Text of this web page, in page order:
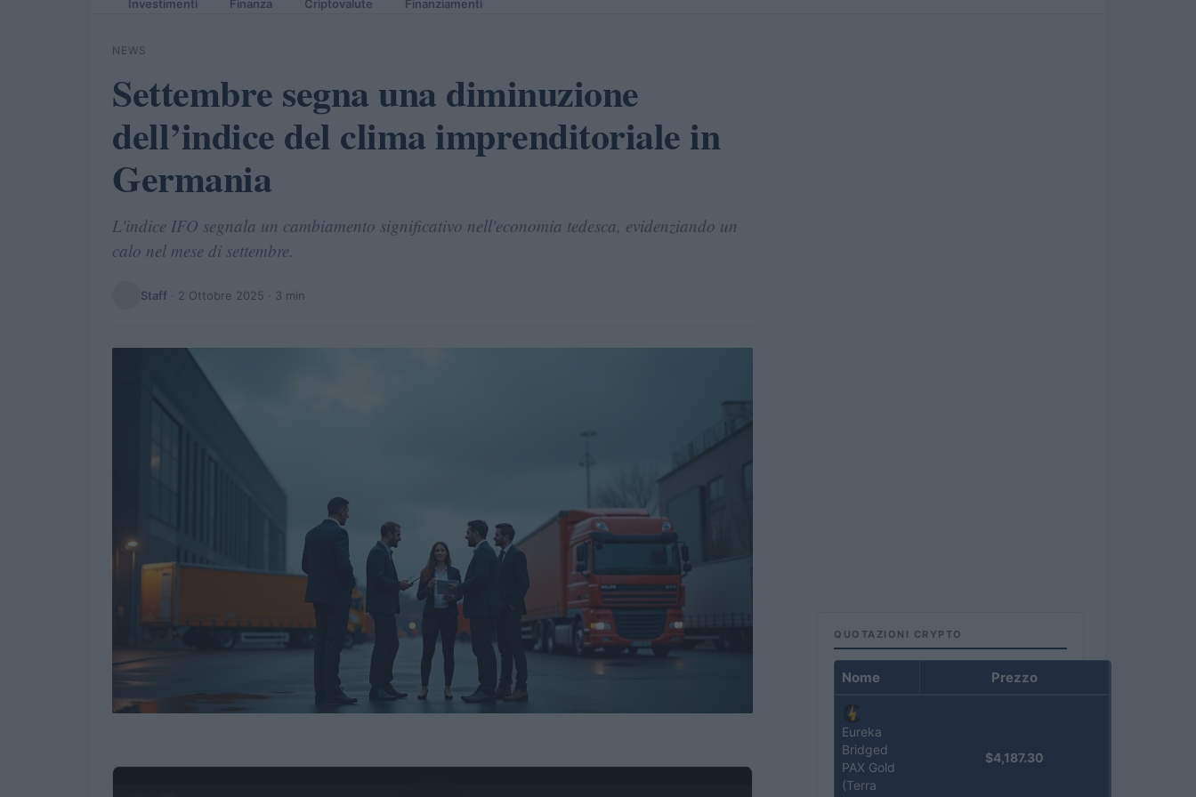
Investimenti Finanza Criptovalute Finanziamenti
NEWS
Settembre segna una diminuzione
dell’indice del clima imprenditoriale in
Germania
L'indice IFO segnala un cambiamento significativo nell'economia tedesca, evidenziando un
calo nel mese di settembre.
Staff · 2 Ottobre 2025 · 3 min
QUOTAZIONI CRYPTO
Nome Prezzo
Eureka
Bridged
PAX Gold
(Terra
$4,187.30